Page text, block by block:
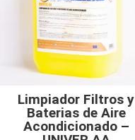
Limpiador Filtros y
Baterias de Aire
Acondicionado –